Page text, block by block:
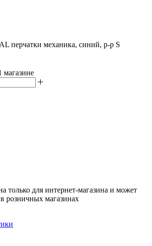
перчатки механика, синий, р-р S
магазине
только для интернет-магазина и может
розничных магазинах